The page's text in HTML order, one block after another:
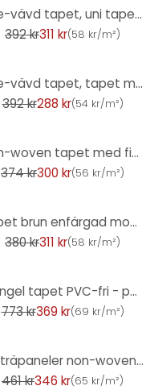
Icke-vävd tapet, uni tapet Secret Garden mörkgrön
392 kr311 kr(58 kr/m²)
Icke-vävd tapet, tapet med blommotiv La Terrasse brun
392 kr288 kr(54 kr/m²)
Non-woven tapet med fin längsgående struktur i taupe
374 kr300 kr(56 kr/m²)
Tapet brun enfärgad modern non-woven tapet för sovrum, vardagsrum, kök
380 kr311 kr(58 kr/m²)
Djungel tapet PVC-fri - palm träd tapet av A.S. Création Grå Beige Vit 386384
773 kr369 kr(69 kr/m²)
3D träpaneler non-woven tapet - naturliga trälameller av A.S. Creation svart, modern
461 kr346 kr(65 kr/m²)